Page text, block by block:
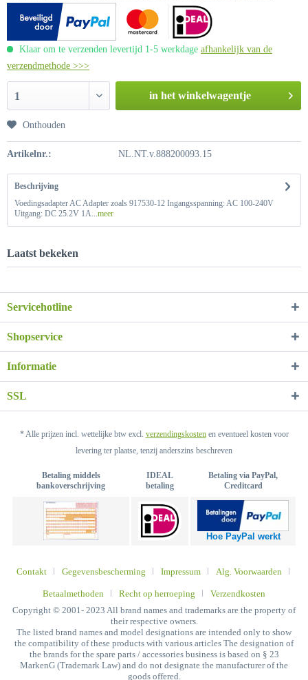
Klaar om te verzenden levertijd 1-5 werkdage afhankelijk van de
verzendmethode >>>
1 in het winkelwagentje
Onthouden
Artikelnr.: NL.NT.v.888200093.15
Beschrijving
Voedingsadapter AC Adapter zoals 917530-12 Ingangsspanning: AC 100-240V
Uitgang: DC 25.2V 1A...meer
Laatst bekeken
Servicehotline
Shopservice
Informatie
SSL
* Alle prijzen incl. wettelijke btw excl. verzendingskostenen eventueel kosten voor
levering ter plaatse, tenzij anderszins beschreven
Betaling middels
bankoverschrijving
IDEAL
betaling
Betaling via PayPal,
Creditcard
Hoe PayPal werkt
Contakt Gegevensbescherming Impressum Alg. Voorwaarden
Betaalmethoden Recht op herroeping
Verzendkosten
Copyright © 2001- 2023 All brand names and trademarks are the property of
their respective owners.
The listed brand names and model designations are intended only to show
the compatibility of these products with various articles The designation of
the brands for the spare parts / accessories business is based on § 23
MarkenG (Trademark Law) and do not designate the manufacturer of the
goods offered.